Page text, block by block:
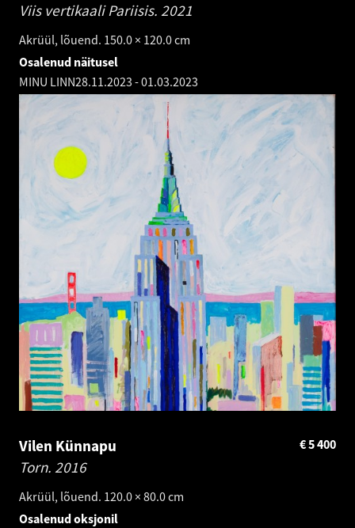
Viis vertikaali Pariisis. 2021
Akrüül, lõuend. 150.0 × 120.0 cm
Osalenud näitusel
MINU LINN28.11.2023 -01.03.2023
Vilen Künnapu
Torn. 2016
Akrüül, lõuend. 120.0 × 80.0 cm
5 400
€
Osalenud oksjonil